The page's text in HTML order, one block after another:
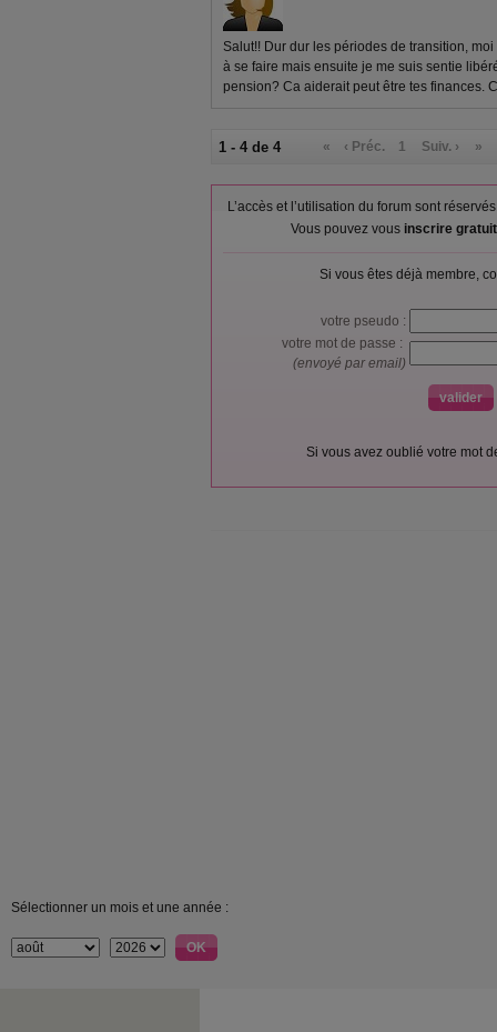
Salut!! Dur dur les périodes de transition,
à se faire mais ensuite je me suis sentie
pension? Ca aiderait peut être tes finances.
1 - 4 de 4 « ‹ Préc. 1 Suiv. › »
L’accès et l’utilisation du forum sont
Vous pouvez vous inscrire
Si vous êtes déjà membre,
votre pseudo :
votre mot de passe :
(envoyé par email)
Si vous avez oublié votre mot
Sélectionner un mois et une année :